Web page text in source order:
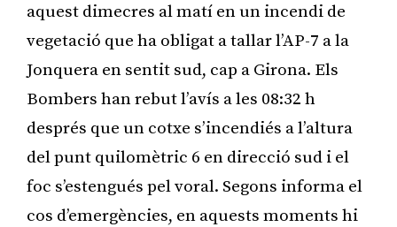
aquest dimecres al matí en un incendi de
vegetació que ha obligat a tallar l’AP-7 a la
Jonquera en sentit sud, cap a Girona. Els
Bombers han rebut l’avís a les 08:32 h
després que un cotxe s’incendiés a l’altura
del punt quilomètric 6 en direcció sud i el
foc s’estengués pel voral. Segons informa el
cos d’emergències, en aquests moments hi